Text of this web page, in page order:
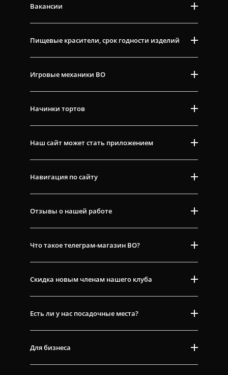
Вакансии
Пищевые красители, срок годности изделий
Игровые механики ВО
Начинки тортов
Наш сайт может стать приложением
Навигация по сайту
Отзывы о нашей работе
Что такое телеграм-магазин ВО?
Скидка новым членам нашего клуба
Есть ли у нас посадочные места?
Для бизнеса